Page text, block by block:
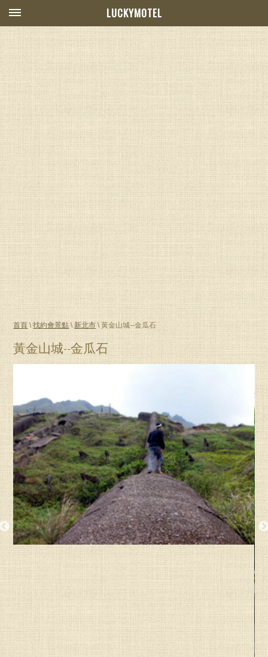
首頁 \找約會景點 \新北市\ 黃金山城--金瓜石
黃金山城--金瓜石
LUCKYMOTEL